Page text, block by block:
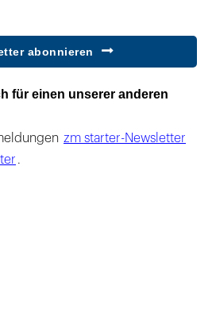
abonnieren
für einen unserer anderen
zm starter-Newsletter
.